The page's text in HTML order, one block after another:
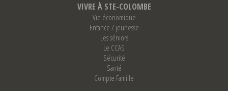
VIVRE À STE-COLOMBE
Vie économique
Enfance / jeunesse
Les séniors
Le CCAS
Sécurité
Santé
Compte Famille